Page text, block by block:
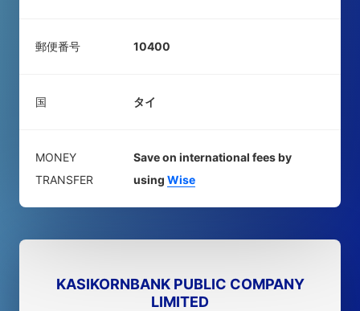
郵便番号 10400
国 タイ
MONEY
TRANSFER
Save on international fees by
using Wise
KASIKORNBANK PUBLIC COMPANY
LIMITED